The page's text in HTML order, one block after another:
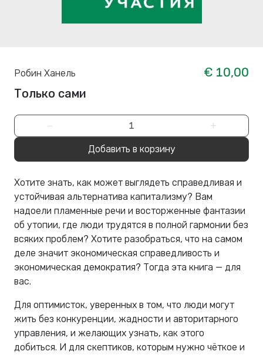
Робин Ханель
€ 10,00
Только сами
− +
Добавить в корзину
Хотите знать, как может выглядеть справедливая и
устойчивая альтернатива капитализму? Вам
надоели пламенные речи и восторженные фантазии
об утопии, где люди трудятся в полной гармонии без
всяких проблем? Хотите разобраться, что на самом
деле значит экономическая справедливость и
экономическая демократия? Тогда эта книга — для
вас.
Для оптимисток, уверенных в том, что люди могут
жить без конкуренции, жадности и авторитарного
управления, и желающих узнать, как этого
добиться. И для скептиков, которым нужно чёткое и